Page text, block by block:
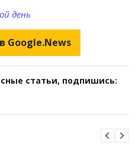
день
Google.News
статьи, подпишись: